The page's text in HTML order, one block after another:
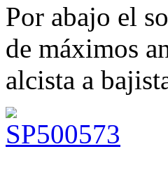
Por abajo el
de máximos
alcista a